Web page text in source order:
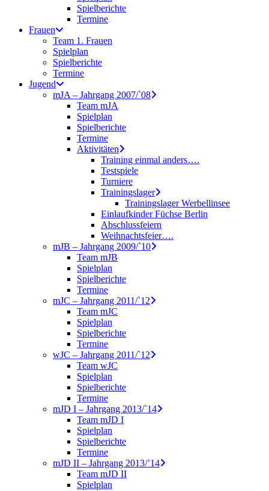
Spielberichte
Termine
Frauen
Team 1. Frauen
Spielplan
Spielberichte
Termine
Jugend
mJA – Jahrgang 2007/`08
Team mJA
Spielplan
Spielberichte
Termine
Aktivitäten
Training einmal anders….
Testspiele
Turniere
Trainingslager
Trainingslager Werbellinsee
Einlaufkinder Füchse Berlin
Abschlussfeiern
Weihnachtsfeier….
mJB – Jahrgang 2009/`10
Team mJB
Spielplan
Spielberichte
Termine
mJC – Jahrgang 2011/`12
Team mJC
Spielplan
Spielberichte
Termine
wJC – Jahrgang 2011/`12
Team wJC
Spielplan
Spielberichte
Termine
mJD I – Jahrgang 2013/`14
Team mJD I
Spielplan
Spielberichte
Termine
mJD II – Jahrgang 2013/’14
Team mJD II
Spielplan